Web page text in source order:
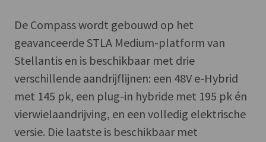
De Compass wordt gebouwd op het
geavanceerde STLA Medium-platform van
Stellantis en is beschikbaar met drie
verschillende aandrijflijnen: een 48V e-Hybrid
met 145 pk, een plug-in hybride met 195 pk én
vierwielaandrijving, en een volledig elektrische
versie. Die laatste is beschikbaar met